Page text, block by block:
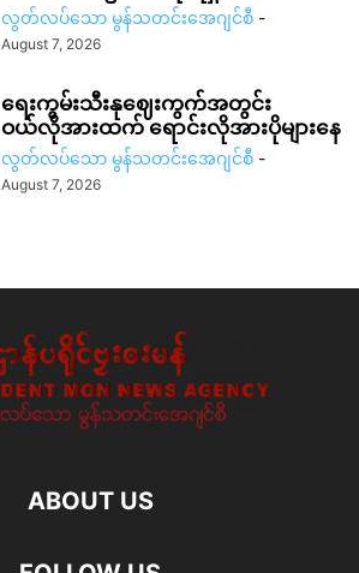
လွတ်လပ်သော မွန်သတင်းအေဂျင်စီ -
August 7, 2026
ရေးကွမ်းသီးနုဈေးကွက်အတွင်း
ဝယ်လိုအားထက် ရောင်းလိုအားပိုများနေ
လွတ်လပ်သော မွန်သတင်းအေဂျင်စီ -
August 7, 2026
ABOUT US